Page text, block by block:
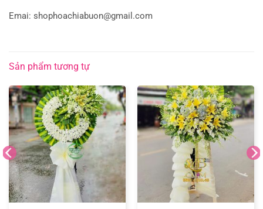
Emai: shophoachiabuon@gmail.com
Sản phẩm tương tự